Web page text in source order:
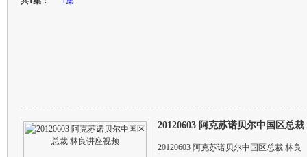
20120603 阿克苏诺贝尔中国区总
20120603 阿克苏诺贝尔中国区总裁 林良